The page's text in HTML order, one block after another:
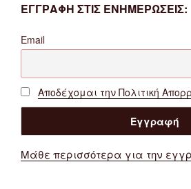
ΕΓΓΡΑΦΗ ΣΤΙΣ ΕΝΗΜΕΡΩΣΕΙΣ:
Email
Αποδέχομαι την Πολιτική
Μάθε περισσότερα για την